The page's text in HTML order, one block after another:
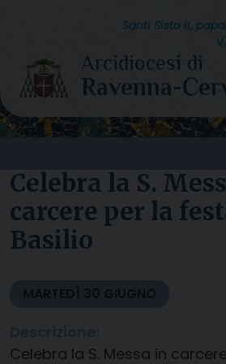
content
Santi Sisto II,
Celebra la S.
carcere per la
Basilio
MARTEDÌ 30 GIUGNO
Celebra la S. Messa in